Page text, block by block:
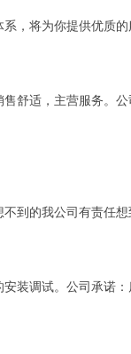
，将为你提供优质的
舒适，主营服务。
到的我公司有责任
装调试。公司承诺